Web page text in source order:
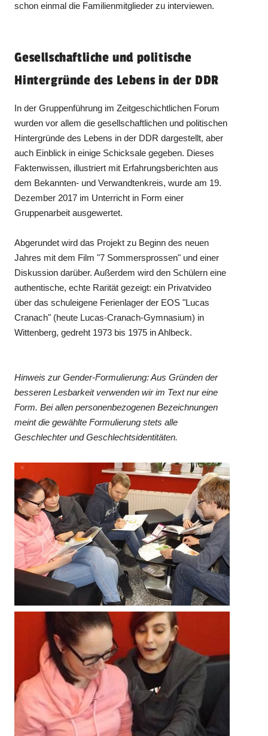
schon einmal die Familienmitglieder zu interviewen.
Gesellschaftliche und politische
Hintergründe des Lebens in der DDR
In der Gruppenführung im Zeitgeschichtlichen Forum
wurden vor allem die gesellschaftlichen und politischen
Hintergründe des Lebens in der DDR dargestellt, aber
auch Einblick in einige Schicksale gegeben. Dieses
Faktenwissen, illustriert mit Erfahrungsberichten aus
dem Bekannten- und Verwandtenkreis, wurde am 19.
Dezember 2017 im Unterricht in Form einer
Gruppenarbeit ausgewertet.
Abgerundet wird das Projekt zu Beginn des neuen
Jahres mit dem Film "7 Sommersprossen" und einer
Diskussion darüber. Außerdem wird den Schülern eine
authentische, echte Rarität gezeigt: ein Privatvideo
über das schuleigene Ferienlager der EOS "Lucas
Cranach" (heute Lucas-Cranach-Gymnasium) in
Wittenberg, gedreht 1973 bis 1975 in Ahlbeck.
Hinweis zur Gender-Formulierung: Aus Gründen der
besseren Lesbarkeit verwenden wir im Text nur eine
Form. Bei allen personenbezogenen Bezeichnungen
meint die gewählte Formulierung stets alle
Geschlechter und Geschlechtsidentitäten.